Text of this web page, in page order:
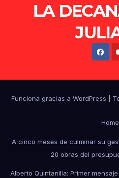
LA
Funciona gracias a WordPress
Home
A cinco meses de culminar su
20 obras del
Alberto Quintanilla: Primer